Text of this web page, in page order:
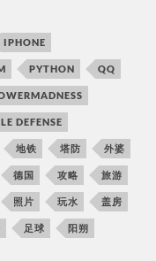
IPHONE
PYTHON QQ
DEFENSE
地铁 塔防 外婆
德国 攻略 旅游
照片 玩水 盖房
足球 阳朔